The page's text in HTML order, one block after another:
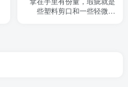
些塑料剪口和一些轻微划